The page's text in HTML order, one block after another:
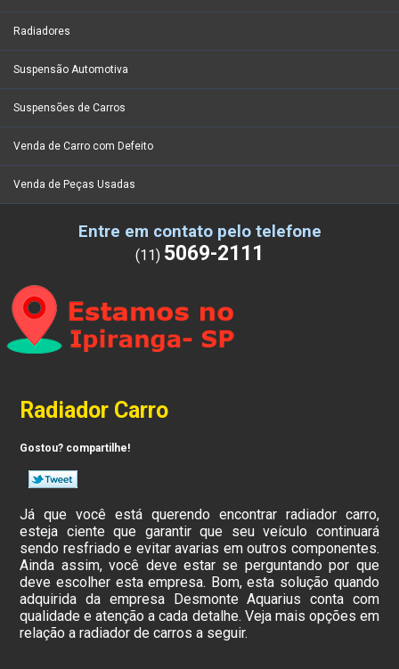
Radiadores
Suspensão Automotiva
Suspensões de Carros
Venda de Carro com Defeito
Venda de Peças Usadas
Entre em contato pelo telefone
(11) 5069-2111
Radiador Carro
Gostou? compartilhe!
Já que você está querendo encontrar radiador carro,
esteja ciente que garantir que seu veículo continuará
sendo resfriado e evitar avarias em outros componentes.
Ainda assim, você deve estar se perguntando por que
deve escolher esta empresa. Bom, esta solução quando
adquirida da empresa Desmonte Aquarius conta com
qualidade e atenção a cada detalhe. Veja mais opções em
relação a radiador de carros a seguir.